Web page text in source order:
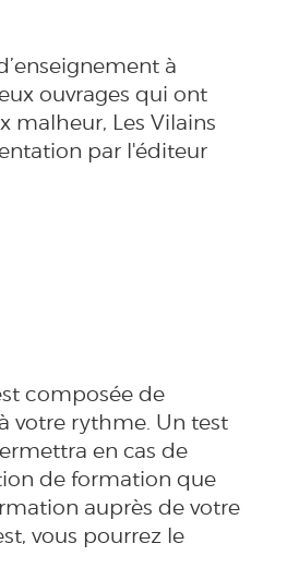
à
ouvrages qui ont
malheur, Les Vilains
par l'éditeur
composée de
votre rythme. Un test
en cas de
de formation que
auprès de votre
vous pourrez le